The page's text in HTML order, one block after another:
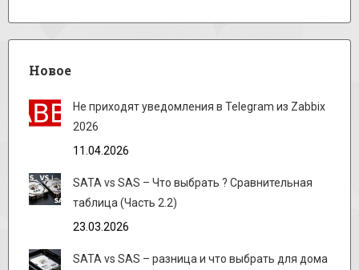
Новое
Не приходят уведомления в Telegram из Zabbix
2026
11.04.2026
SATA vs SAS – Что выбрать ? Сравнительная
таблица (Часть 2.2)
23.03.2026
SATA vs SAS – разница и что выбрать для дома